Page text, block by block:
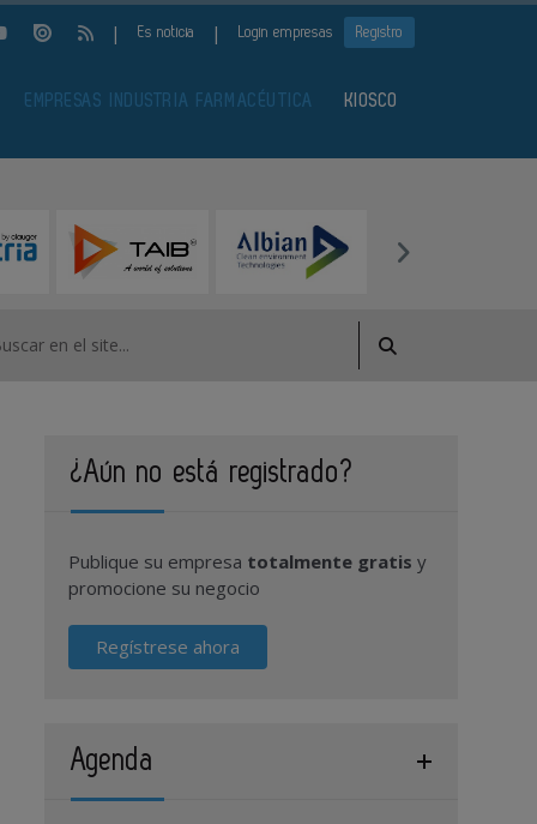
| Es noticia | Login empresas Registro
EMPRESAS INDUSTRIA FARMACÉUTICA KIOSCO
¿Aún no está registrado?
Publique su empresa totalmente gratis y
promocione su negocio
Regístrese ahora
Agenda